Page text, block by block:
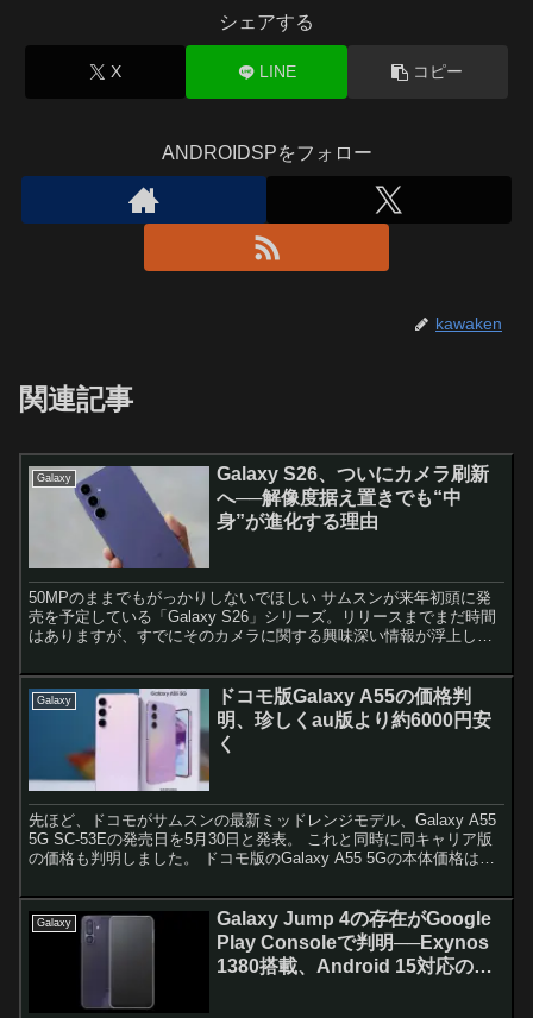
シェアする
X LINE コピー
ANDROIDSPをフォロー
kawaken
関連記事
Galaxy
Galaxy S26、ついにカメラ刷新
へ──解像度据え置きでも“中
身”が進化する理由
50MPのままでもがっかりしないでほしい サムスンが来年初頭に発
売を予定している「Galaxy S26」シリーズ。リリースまでまだ時間
はありますが、すでにそのカメラに関する興味深い情報が浮上して
Galaxy
ドコモ版Galaxy A55の価格判
明、珍しくau版より約6000円安
く
先ほど、ドコモがサムスンの最新ミッドレンジモデル、Galaxy A55
5G SC-53Eの発売日を5月30日と発表。 これと同時に同キャリア版
の価格も判明しました。 ドコモ版のGalaxy A55 5Gの本体価格は
Galaxy
Galaxy Jump 4の存在がGoogle
Play Consoleで判明──Exynos
1380搭載、Android 15対応の新